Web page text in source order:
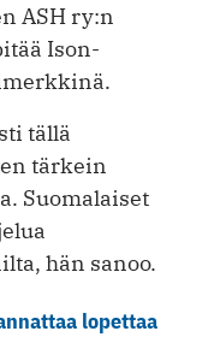
ASH ry:n
Ison-
tällä
tärkein
Suomalaiset
hän sanoo.
lopettaa